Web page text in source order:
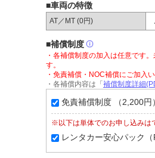
■車両の特徴
AT／MT (0円)
■補償制度
・各補償制度の加入は任意です
す。
・免責補償・NOC補償にご加入
・各補償内容は「 補償制度詳細
免責補償制度 （2,200円）
※以下は単体でのお申し込みは
レンタカー安心パック